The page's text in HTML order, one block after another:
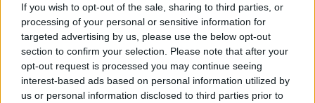
If you wish to opt-out of the sale, sharing to third parties, or
processing of your personal or sensitive information for
targeted advertising by us, please use the below opt-out
section to confirm your selection. Please note that after your
opt-out request is processed you may continue seeing
interest-based ads based on personal information utilized by
us or personal information disclosed to third parties prior to
30 έως 32 βαθμούς Κελσίου στις περισσότερες
περιοχές της χώρας.
33 έως 34 βαθμούς Κελσίουστα δυτικά και